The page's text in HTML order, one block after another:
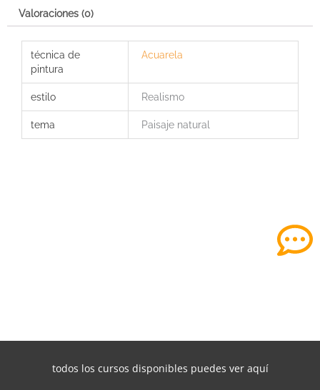
horas)
cantidad
Valoraciones (0)
técnica de
pintura
Acuarela
estilo Realismo
tema Paisaje natural
todos los cursos disponibles puedes ver aquí